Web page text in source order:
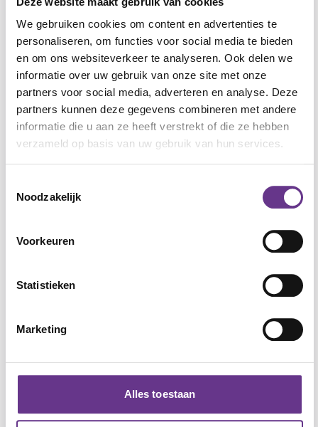
We gebruiken cookies om content en advertenties te
personaliseren, om functies voor social media te bieden
en om ons websiteverkeer te analyseren. Ook delen we
informatie over uw gebruik van onze site met onze
partners voor social media, adverteren en analyse. Deze
partners kunnen deze gegevens combineren met andere
informatie die u aan ze heeft verstrekt of die ze hebben
verzameld op basis van uw gebruik van hun services.
Noodzakelijk
Voorkeuren
Statistieken
Marketing
Alles toestaan
heeft. Je gaat aan de slag met teleurstelling.
Je oefent drie reacties: niets zeggen, boos
worden of praten. Je helpt binnen een
vriendschap gevoelens van Groot en Klein te
herkennen, en wat je daarmee doet. Je vergroot
het begrip van: actie en reactie. Dit is het
herkennen van: jij doet iets, de andere reageert
en omgekeerd. Tot slot komen de vaardigheden:
De opbouw van het materiaal is chronologisch:
Begin bij het werkblad. Hierin wordt verwezen
naar andere werkvormen die je kunt gebruiken
Mensen met een verstandelijke beperking laten
je duidelijk merken of je aansluit op hun
interesse, taal en niveau. Wat al bekend is,
behandel je kort of sla je over.
Vraag altijd aan de cliënt:Wat vind je hiervan?